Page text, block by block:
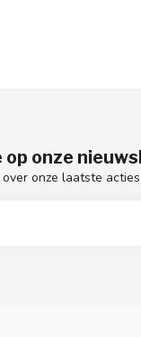
op onze
onze laatste acties